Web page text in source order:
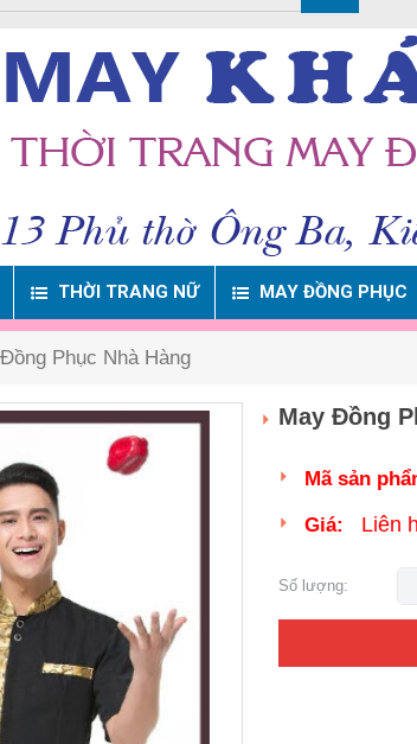
THỜI TRANG NỮ MAY ĐỒNG PHỤC
Phục Nhà Hàng
May Đồng
Mã sản
Giá: Liên
Số lượng: